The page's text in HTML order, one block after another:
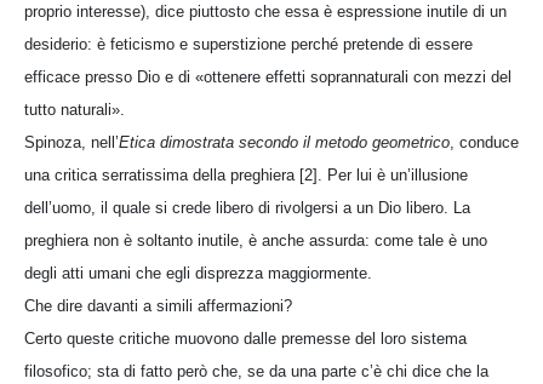
proprio interesse), dice piuttosto che essa è espressione inutile di un
desiderio: è feticismo e superstizione perché pretende di essere
efficace presso Dio e di «ottenere effetti soprannaturali con mezzi del
tutto naturali».
Spinoza, nell’Etica dimostrata secondo il metodo geometrico , conduce
una critica serratissima della preghiera [2]. Per lui è un’illusione
dell’uomo, il quale si crede libero di rivolgersi a un Dio libero. La
preghiera non è soltanto inutile, è anche assurda: come tale è uno
degli atti umani che egli disprezza maggiormente.
Che dire davanti a simili affermazioni?
Certo queste critiche muovono dalle premesse del loro sistema
filosofico; sta di fatto però che, se da una parte c’è chi dice che la